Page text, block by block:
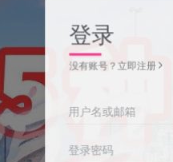
登录
没有账号？立即注册
用户名或邮箱
登录密码